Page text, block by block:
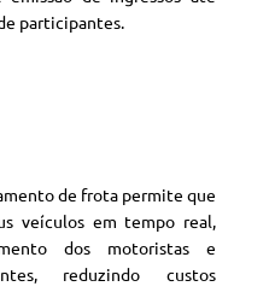
participantes.
de frota permite que
veículos em tempo real,
dos motoristas e
reduzindo custos